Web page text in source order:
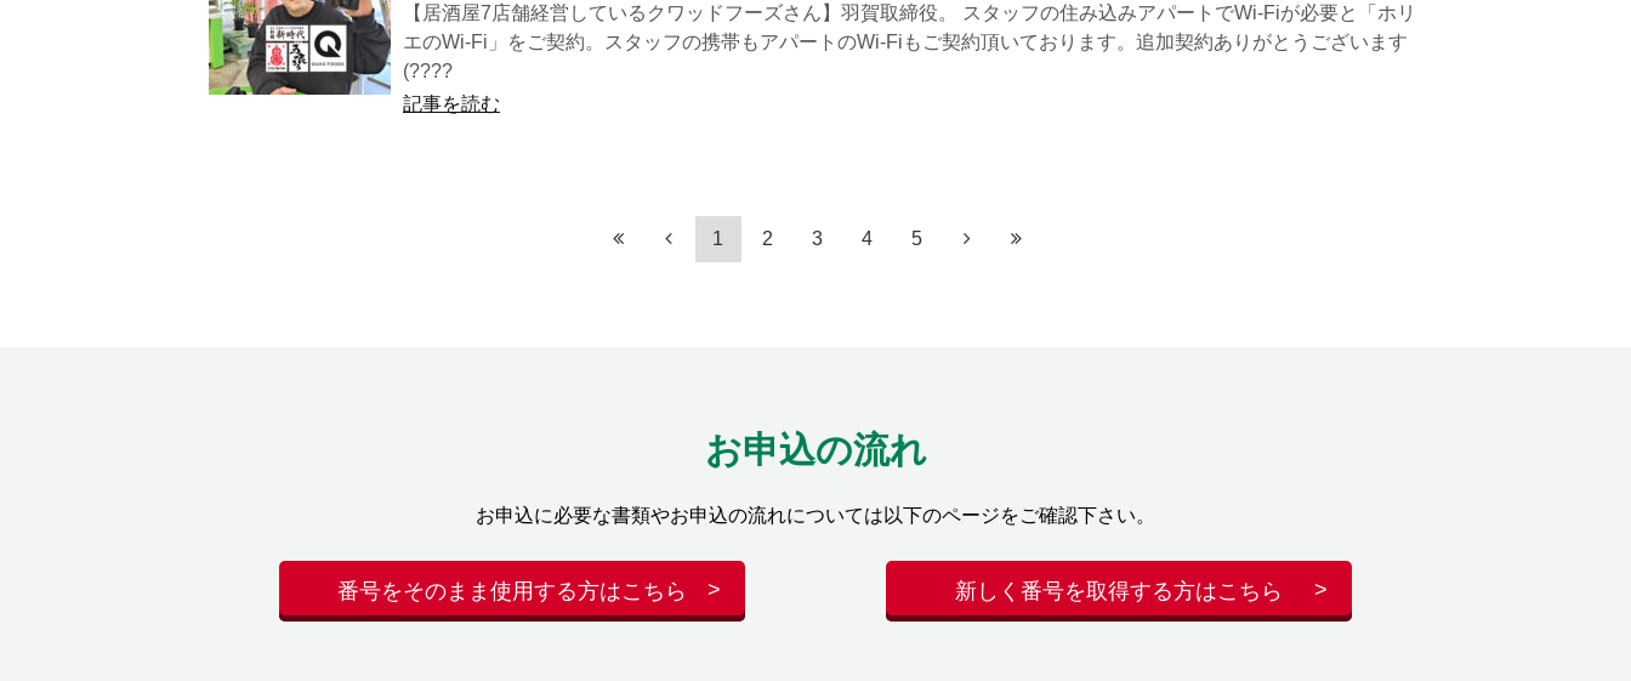
【居酒屋7店舗経営しているクワッドフーズさん】羽賀取締役。 スタッフの住み込みアパートでWi-Fiが必要と「ホリ
エのWi-Fi」をご契約。スタッフの携帯もアパートのWi-Fiもご契約頂いております。追加契約ありがとうございます
(????
記事を読む
1 2 3 4 5
お申込の流れ
お申込に必要な書類やお申込の流れについては以下のページをご確認下さい。
番号をそのまま使用する方はこちら 新しく番号を取得する方はこちら